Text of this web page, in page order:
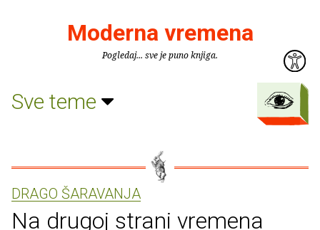
Moderna vremena
Pogledaj... sve je puno knjiga.
Sve teme
DRAGO ŠARAVANJA
Na drugoj strani vremena